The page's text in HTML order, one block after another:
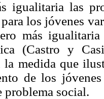
igualitaria las
los jóvenes
más
(Castro y
la medida que
de los
problema social.